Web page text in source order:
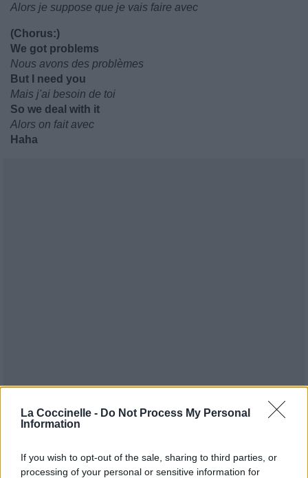
La Coccinelle - Do Not Process My Personal
Information
If you wish to opt-out of the sale, sharing to third parties, or
processing of your personal or sensitive information for
Alors je suppose que je vais faire avec
(Chorus:)
We got problems
Nous avons des problèmes
But I need you
Mais j'ai besoin de toi
So we deal with it
Alors on fait avec
Haha
Publié parVisa
Chanteurs :Anne-Marie